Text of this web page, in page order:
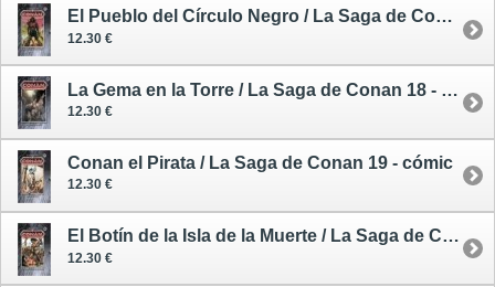
El Pueblo del Círculo Negro / La Saga de Conan 17 - cómic
12.30 €
La Gema en la Torre / La Saga de Conan 18 - cómic
12.30 €
Conan el Pirata / La Saga de Conan 19 - cómic
12.30 €
El Botín de la Isla de la Muerte / La Saga de Conan 20 - cómic
12.30 €